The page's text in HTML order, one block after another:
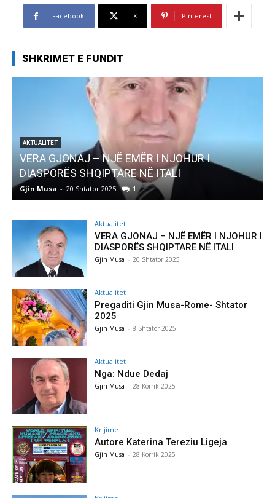
Facebook X Pinterest
SHKRIMET E FUNDIT
EMËR I NJOHUR I
NË ITALI
1
AKTUALITET
Pregaditi Gjin Musa-
Gjin Musa
Aktualitet
VERA GJONAJ – NJË EMËR I NJOHUR I
DIASPORËS SHQIPTARE NË ITALI
Gjin Musa - 20 Shtator 2025
Aktualitet
Pregaditi Gjin Musa-Rome- Shtator
2025
Gjin Musa - 8 Shtator 2025
Aktualitet
Nga: Ndue Dedaj
Gjin Musa - 28 Korrik 2025
Krijime
Autore Katerina Tereziu Ligeja
Gjin Musa - 28 Korrik 2025